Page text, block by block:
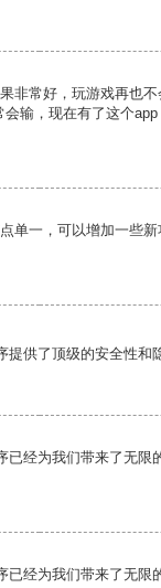
非常好，玩游戏再也
输，现在有了这个
单一，可以增加一些
供了顶级的安全性和
已经为我们带来了无限
已经为我们带来了无限